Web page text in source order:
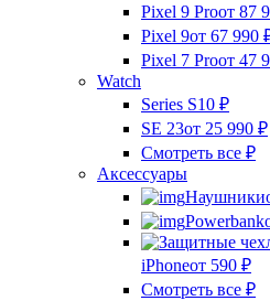
Pixel 9 Proот 87
Pixel 9от 67 990
Pixel 7 Proот 47
Watch
Series S10 ₽
SE 23от 25 990 ₽
Смотреть все ₽
Аксессуары
Наушники
Powerbank
iPhoneот 590 ₽
Смотреть все ₽